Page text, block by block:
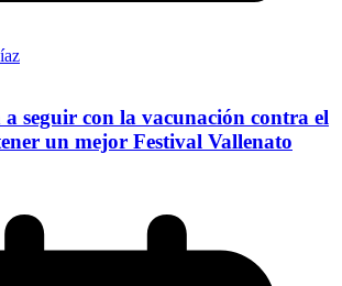
seguir con la vacunación contra el
un mejor Festival Vallenato